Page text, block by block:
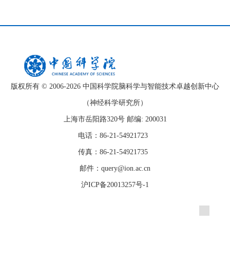
版权所有 © 2006-2026 中国科学院脑科学与智能技术卓越创新中心
（神经科学研究所）
上海市岳阳路320号 邮编: 200031
电话：86-21-54921723
传真：86-21-54921735
邮件：query@ion.ac.cn
沪ICP备20013257号-1